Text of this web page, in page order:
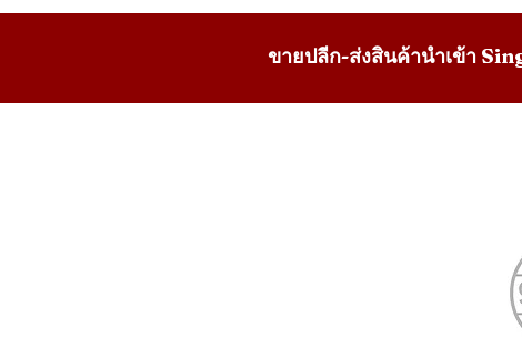
ขายปลีก-ส่งสินค้านำเข้า